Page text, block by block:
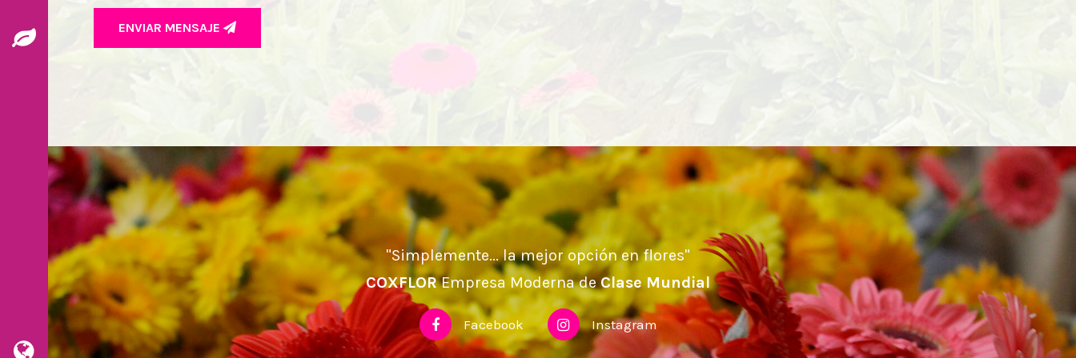
ENVIAR MENSAJE
"Simplemente... la mejor opción en flores"
COXFLOREmpresa Moderna deClase Mundial
Facebook Instagram